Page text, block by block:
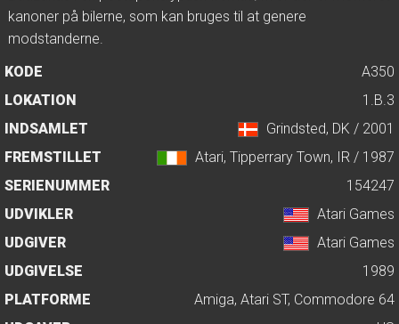
kanoner på bilerne, som kan bruges til at genere
modstanderne.
KODE
A350
LOKATION
1.B.3
INDSAMLET
Grindsted, DK / 2001
FREMSTILLET
Atari, Tipperrary Town, IR / 1987
SERIENUMMER
154247
UDVIKLER
Atari Games
UDGIVER
Atari Games
UDGIVELSE
1989
PLATFORME
Amiga, Atari ST, Commodore 64